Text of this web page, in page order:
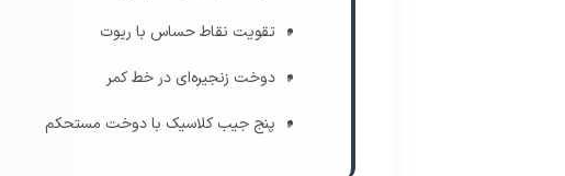
تقویت نقاط حساس با ریوت
دوخت زنجیره‌ای در خط کمر
پنج جیب کلاسیک با دوخت مستحکم